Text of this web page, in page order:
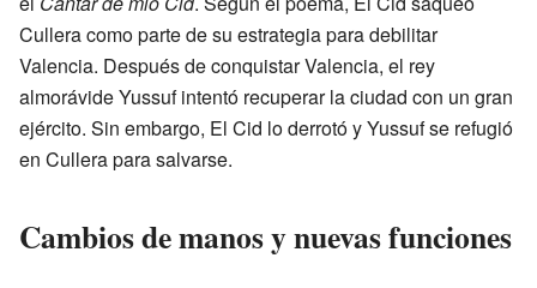
Cullera como parte de su estrategia para debilitar
Valencia. Después de conquistar Valencia, el rey
almorávide Yussuf intentó recuperar la ciudad con un gran
ejército. Sin embargo, El Cid lo derrotó y Yussuf se refugió
en Cullera para salvarse.
Cambios de manos y nuevas funciones